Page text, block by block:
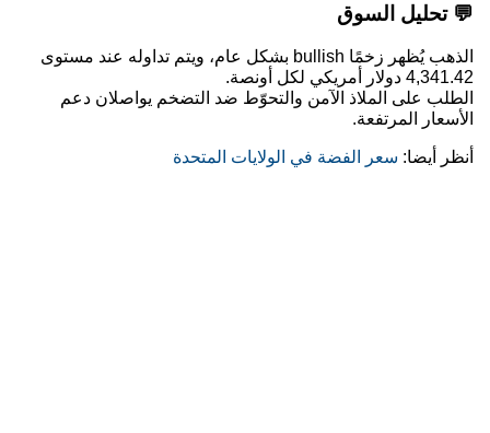
💬 تحليل السوق
الذهب يُظهر زخمًا bullish بشكل عام، ويتم تداوله عند مستوى
4,341.42 دولار أمريكي لكل أونصة.
الطلب على الملاذ الآمن والتحوّط ضد التضخم يواصلان دعم
الأسعار المرتفعة.
أنظر أيضا: سعر الفضة في الولايات المتحدة